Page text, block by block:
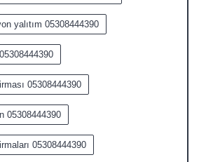
yalıtım 05308444390
05308444390
05308444390
05308444390